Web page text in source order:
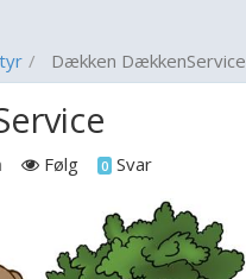
Dækken DækkenService
Følg 0 Svar